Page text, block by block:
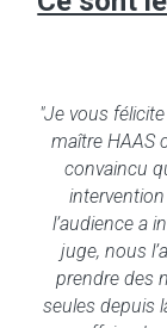
"Je vous
maître HAAS
convaincu
l’audience a
juge, nous
prendre des
seules depuis